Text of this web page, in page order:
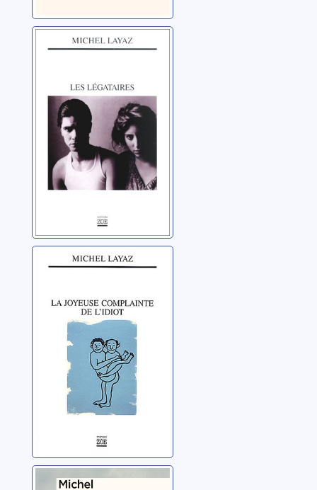
Les légataires
La joyeuse
l'idiot
Layaz, Michel
Deux filles